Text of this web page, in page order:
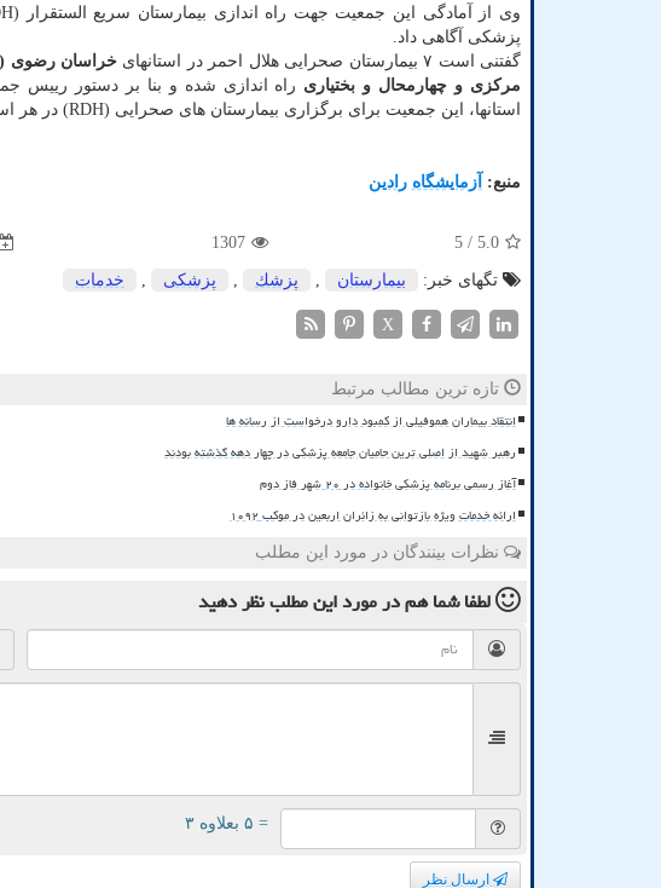
پزشکی آگاهی داد.
گفتنی است ۷ بیمارستان صحرایی هلال احمر در استانهای
خراسان رضوی
مرکزی و چهارمحال و بختیاری راه اندازی شده و بنا بر دستور رییس
استانها، این جمعیت برای برگزاری بیمارستان های صحرایی (RDH) در هر استان آمادگی دارد.
منبع: آزمایشگاه رادین
5.0
/ 5
1307
تگهای خبر:
بیمارستان پزشك پزشكی خدمات
X
تازه ترین مطالب مرتبط
انتقاد بیماران هموفیلی از کمبود دارو درخواست از رسانه ها
رهبر شهید از اصلی ترین حامیان جامعه پزشکی در چهار دهه گذشته بودند
آغاز رسمی برنامه پزشکی خانواده در ۲۰ شهر فاز دوم
ارائه خدمات ویژه بازتوانی به زائران اربعین در موکب ۱۰۹۲
نظرات بینندگان در مورد این مطلب
لطفا شما همدر مورد این مطلبنظر دهید
= ۵ بعلاوه ۳
ارسال نظر